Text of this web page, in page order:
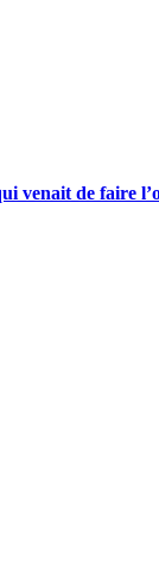
venait de faire